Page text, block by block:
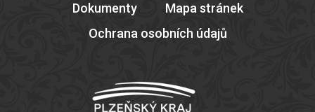
Dokumenty
Mapa stránek
Ochrana osobních údajů